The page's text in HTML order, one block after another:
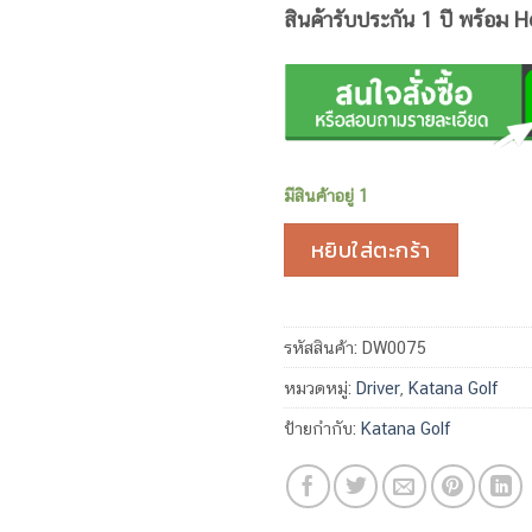
สินค้ารับประกัน 1 ปี พร้อม
มีสินค้าอยู่ 1
หยิบใส่ตะกร้า
รหัสสินค้า: DW0075
หมวดหมู่: Driver Katana Golf
ป้ายกำกับ: Katana Golf